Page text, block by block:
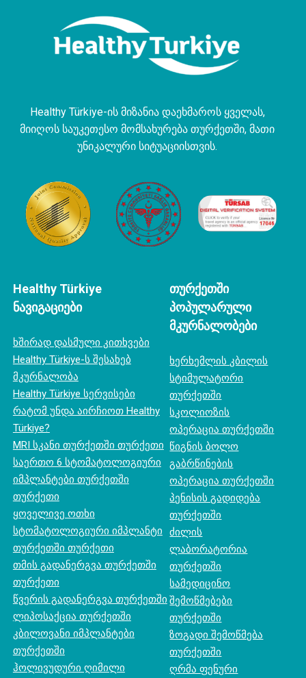
Healthy Türkiye-ის მიზანია დაეხმაროს ყველას,
მიიღოს საუკეთესო მომსახურება თურქეთში, მათი
უნიკალური სიტუაციისთვის.
Healthy Türkiye
ნავიგაციები
ხშირად დასმული კითხვები
Healthy Türkiye-ს შესახებ
მკურნალობა
Healthy Türkiye სერვისები
რატომ უნდა აირჩიოთ Healthy
Türkiye?
MRI სკანი თურქეთში თურქეთი
საერთო 6 სტომატოლოგიური
იმპლანტები თურქეთში
თურქეთი
ყოველივე ოთხი
სტომატოლოგიური იმპლანტი
თურქეთში თურქეთი
თმის გადანერგვა თურქეთში
თურქეთი
წვერის გადანერგვა თურქეთში
ლიპოსაქცია თურქეთში
კბილოვანი იმპლანტები
თურქეთში
ჰოლივუდური ღიმილი
თურქეთში
პოპულარული
მკურნალობები
ხერხემლის კბილის
სტიმულატორი
თურქეთში
სკოლიოზის
ოპერაცია თურქეთში
წიგნის ბოლო
გაბრწინების
ოპერაცია თურქეთში
პენისის გადიდება
თურქეთში
ძილის
ლაბორატორია
თურქეთში
სამედიცინო
შემოწმებები
თურქეთში
ზოგადი შემოწმება
თურქეთში
ღრმა ფენური